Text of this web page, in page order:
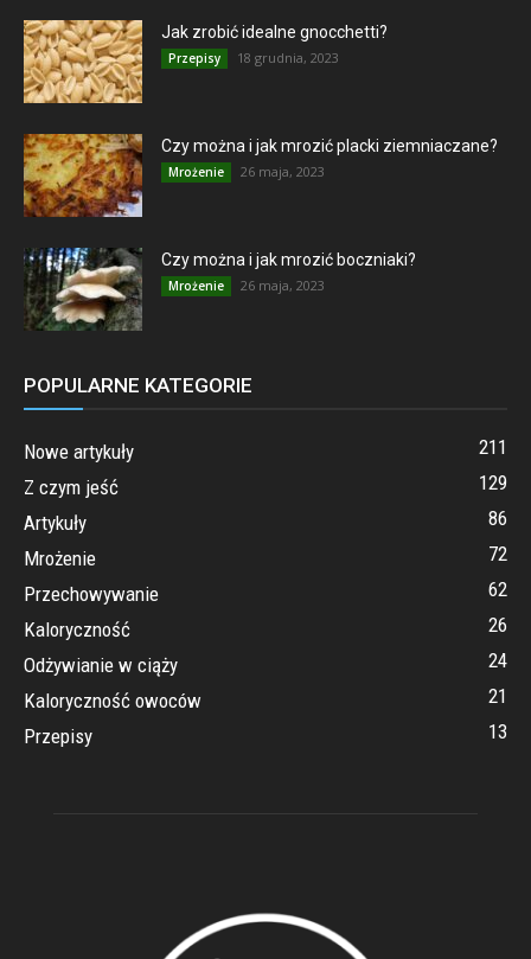
Jak zrobić idealne gnocchetti?
Przepisy 18 grudnia, 2023
Czy można i jak mrozić placki ziemniaczane?
Mrożenie 26 maja, 2023
Czy można i jak mrozić boczniaki?
Mrożenie 26 maja, 2023
POPULARNE KATEGORIE
Nowe artykuły
211
Z czym jeść
129
Artykuły
86
Mrożenie
72
Przechowywanie
62
Kaloryczność
26
Odżywianie w ciąży
24
Kaloryczność owoców
21
Przepisy
13